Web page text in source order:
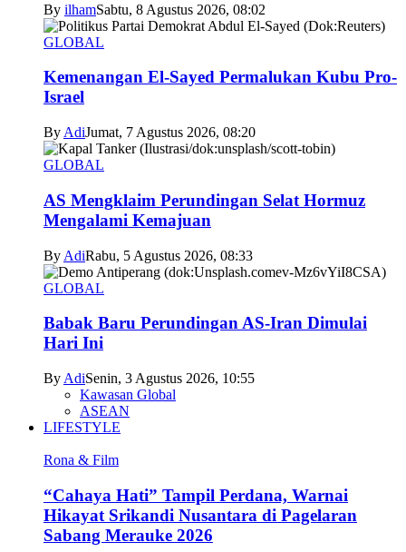
By ilhamSabtu, 8 Agustus 2026, 08:02
GLOBAL
Kemenangan El-Sayed Permalukan Kubu Pro-
Israel
By AdiJumat, 7 Agustus 2026, 08:20
GLOBAL
AS Mengklaim Perundingan Selat Hormuz
Mengalami Kemajuan
By AdiRabu, 5 Agustus 2026, 08:33
GLOBAL
Babak Baru Perundingan AS-Iran Dimulai
Hari Ini
By AdiSenin, 3 Agustus 2026, 10:55
Kawasan Global
ASEAN
LIFESTYLE
Rona & Film
“Cahaya Hati” Tampil Perdana, Warnai
Hikayat Srikandi Nusantara di Pagelaran
Sabang Merauke 2026